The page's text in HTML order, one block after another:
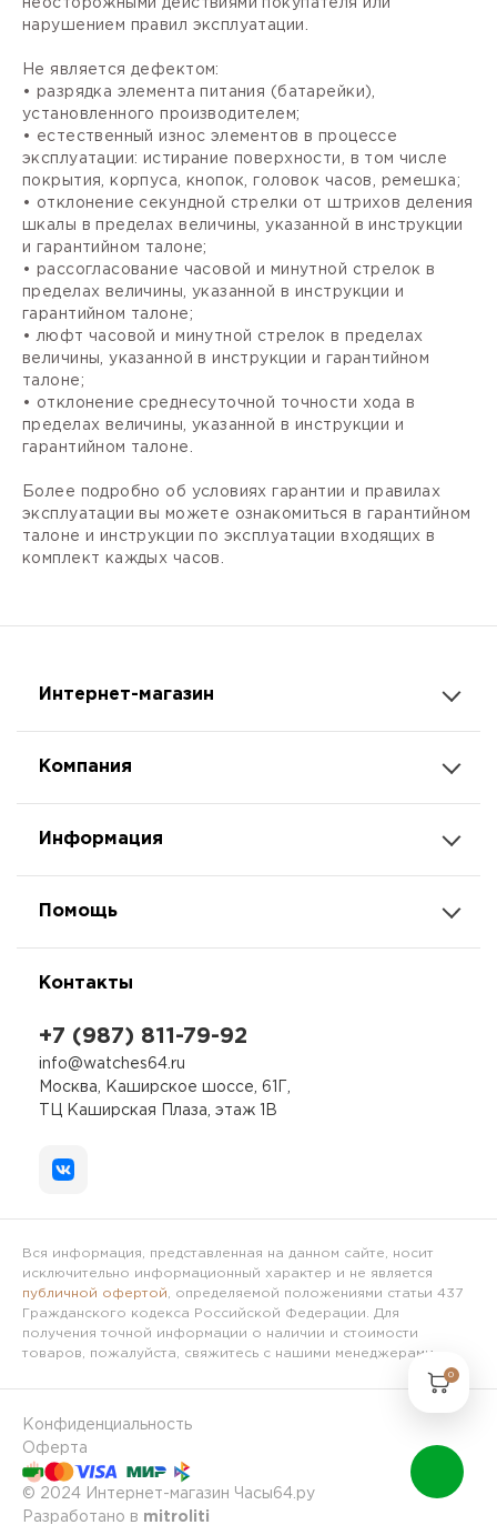
неосторожными действиями покупателя или
нарушением правил эксплуатации.
Не является дефектом:
• разрядка элемента питания (батарейки),
установленного производителем;
• естественный износ элементов в процессе
эксплуатации: истирание поверхности, в том числе
покрытия, корпуса, кнопок, головок часов, ремешка;
• отклонение секундной стрелки от штрихов деления
шкалы в пределах величины, указанной в инструкции
и гарантийном талоне;
• рассогласование часовой и минутной стрелок в
пределах величины, указанной в инструкции и
гарантийном талоне;
• люфт часовой и минутной стрелок в пределах
величины, указанной в инструкции и гарантийном
талоне;
• отклонение среднесуточной точности хода в
пределах величины, указанной в инструкции и
гарантийном талоне.
Более подробно об условиях гарантии и правилах
эксплуатации вы можете ознакомиться в гарантийном
талоне и инструкции по эксплуатации входящих в
комплект каждых часов.
Интернет-магазин
Компания
Информация
Помощь
Контакты
+7 (987) 811-79-92
info@watches64.ru
Москва, Каширское шоссе, 61Г,
ТЦ Каширская Плаза, этаж 1В
Вся информация, представленная на данном сайте, носит
исключительно информационный характер и не является
публичной офертой , определяемой положениями статьи 437
Гражданского кодекса Российской Федерации. Для
получения точной информации о наличии и стоимости
товаров, пожалуйста, свяжитесь с нашими менеджерами.
© 2024 Интернет-магазин Часы64.ру
Конфиденциальность
Оферта
Разработано в mitroliti
0